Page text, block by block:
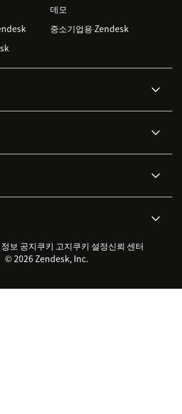
데모
중소기업용 Zendesk
&
지식창고
클라이언트 포털
이벤트 & 웨비나
Zendesk Foundation
법적 정보
제품 업데이트
웨어
헬프 데스크 통합 티켓 관리 소
보 공지쿠키 고지쿠키 설정신뢰 센터
© 2026 Zendesk, Inc.